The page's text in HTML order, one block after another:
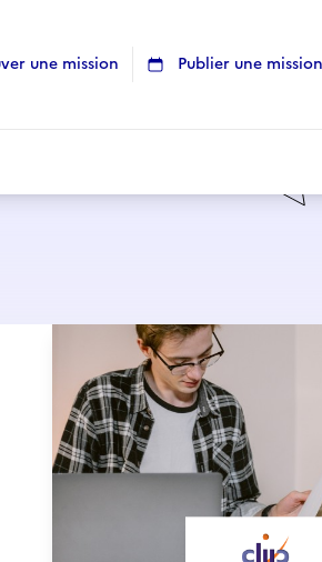
une mission Publier une mission